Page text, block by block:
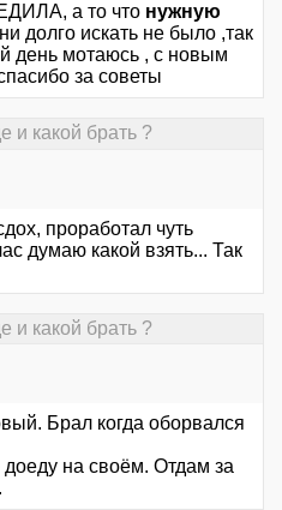
а то что нужную
долго искать не было ,так
день мотаюсь , с новым
за советы
и какой брать ?
проработал чуть
думаю какой взять... Так
и какой брать ?
Брал когда оборвался
доеду на своём. Отдам за